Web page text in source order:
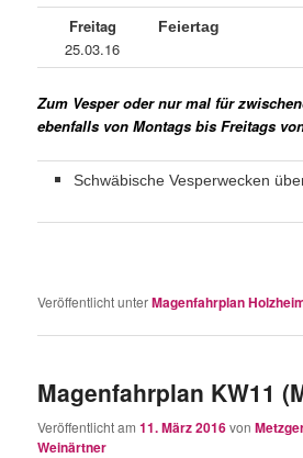
Freitag
25.03.16
Feiertag
Zum Vesper oder nur mal für
ebenfalls von Montags bis Freitags
Schwäbische Vesperwecken
Veröffentlicht unterMagenfahrplan
Magenfahrplan KW11
Veröffentlicht am11. März 2016von
Weinärtner